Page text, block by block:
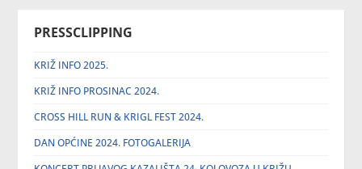
PRESSCLIPPING
KRIŽ INFO 2025.
KRIŽ INFO PROSINAC 2024.
CROSS HILL RUN & KRIGL FEST 2024.
DAN OPĆINE 2024. FOTOGALERIJA